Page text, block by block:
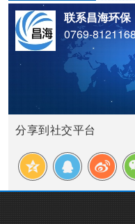
联系昌海环保
0769-
分享到社交平台